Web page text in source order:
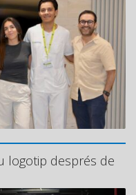
logotip després de